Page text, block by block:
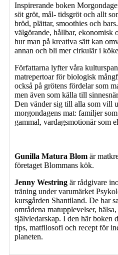
Inspirerande boken
söt gröt, mål- tidsgröt och allt
bröd, plättar, smoothies och
välgörande, hållbar, ekonomisk
hur man på kreativa sätt kan
annan och bli mer cirkulär i
Författarna lyfter våra
matrepertoar för biologisk
också på grötens fördelar som
men även som källa till
Den vänder sig till alla som vill
morgondagens mat: familjer
gammal, vardagsmotionär som
Gunilla Matura Blom är
företaget Blommans kök.
Jenny Westring är rådgivare
träning under varumärket
kursgården Shantiland. De har
områdena matupplevelser,
självledarskap. I den här boken
tips, matfilosofi och recept för
planeten.